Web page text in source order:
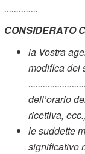
..............
CONSIDERATO
la Vostra
modifica dei
dell’orario
ricettiva,
le suddette
significativo